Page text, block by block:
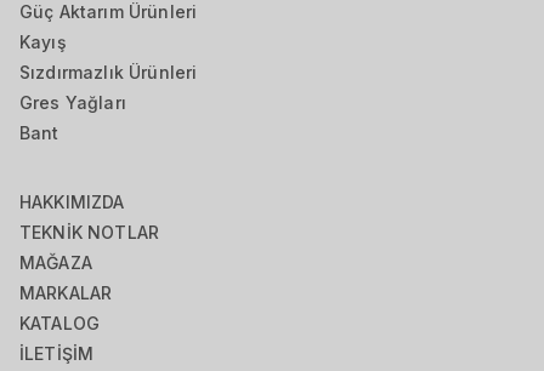
Güç Aktarım Ürünleri
Kayış
Sızdırmazlık Ürünleri
Gres Yağları
Bant
HAKKIMIZDA
TEKNİK NOTLAR
MAĞAZA
MARKALAR
KATALOG
İLETİŞİM